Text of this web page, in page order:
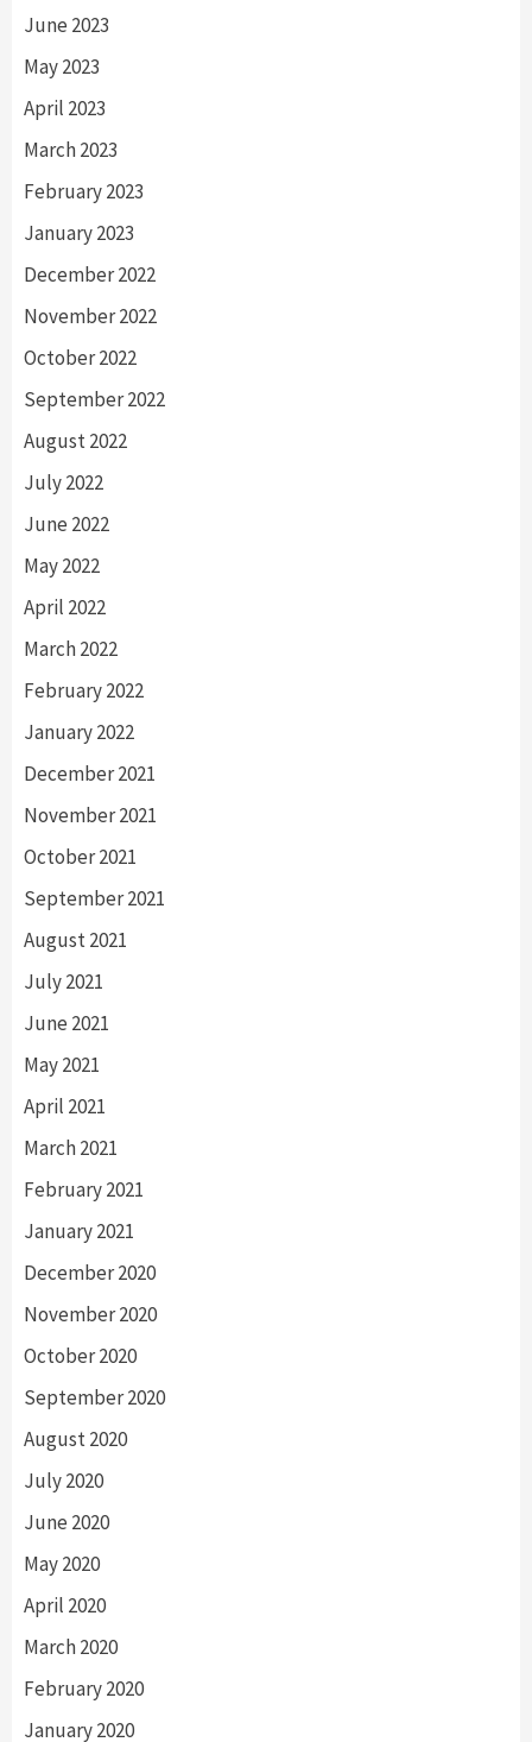
June 2023
May 2023
April 2023
March 2023
February 2023
January 2023
December 2022
November 2022
October 2022
September 2022
August 2022
July 2022
June 2022
May 2022
April 2022
March 2022
February 2022
January 2022
December 2021
November 2021
October 2021
September 2021
August 2021
July 2021
June 2021
May 2021
April 2021
March 2021
February 2021
January 2021
December 2020
November 2020
October 2020
September 2020
August 2020
July 2020
June 2020
May 2020
April 2020
March 2020
February 2020
January 2020